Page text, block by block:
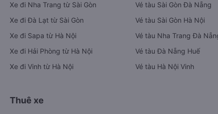
Xe đi Nha Trang từ Sài Gòn
Xe đi Đà Lạt từ Sài Gòn
Xe đi Sapa từ Hà Nội
Xe đi Hải Phòng từ Hà Nội
Xe đi Vinh từ Hà Nội
Vé tàu Sài Gòn Đà Nẵng
Vé tàu Sài Gòn Hà Nội
Vé tàu Nha Trang Đà
Vé tàu Đà Nẵng Huế
Vé tàu Hà Nội Vinh
Thuê xe